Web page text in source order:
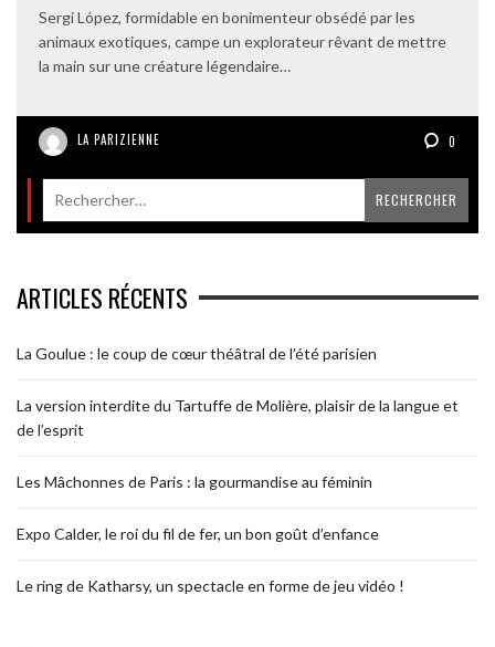
Sergi López, formidable en bonimenteur obsédé par les
animaux exotiques, campe un explorateur rêvant de mettre
la main sur une créature légendaire…
LA PARIZIENNE 0
ARTICLES RÉCENTS
La Goulue : le coup de cœur théâtral de l’été parisien
La version interdite du Tartuffe de Molière, plaisir de la langue et
de l’esprit
Les Mâchonnes de Paris : la gourmandise au féminin
Expo Calder, le roi du fil de fer, un bon goût d’enfance
Le ring de Katharsy, un spectacle en forme de jeu vidéo !